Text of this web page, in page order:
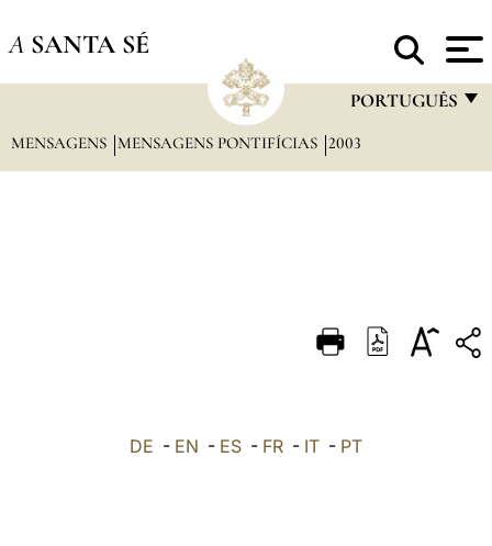
A SANTA SÉ
PORTUGUÊS
FRANÇAIS
DEUTSCH
العربيّة
MENSAGENS MENSAGENS PONTIFÍCIAS 2003
DE - EN - ES - FR - IT - PT